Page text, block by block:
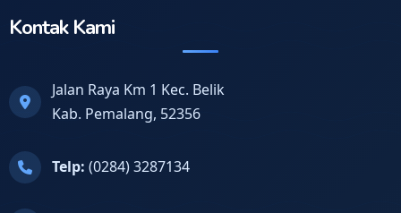
Kontak Kami
Jalan Raya Km 1 Kec. Belik
Kab. Pemalang, 52356
Telp: (0284) 3287134